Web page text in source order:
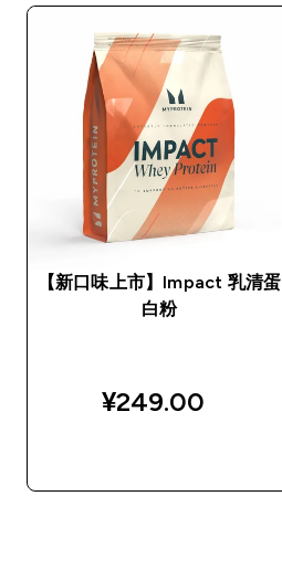
【新口味上市】Impact 乳清蛋
白粉
¥249.00‎